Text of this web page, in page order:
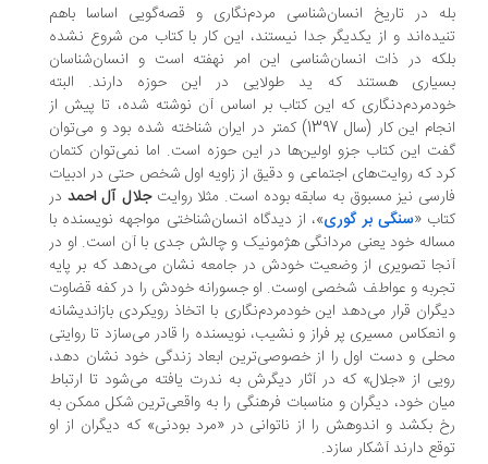
در تاریخ انسان‌شناسی مردم‌نگاری و قصه‌گویی اساسا باهم
و از یکدیگر جدا نیستند، این کار با کتاب من شروع نشده
در ذات انسان‌شناسی این امر نهفته است و انسان‌شناسان
هستند که ید طولایی در این حوزه دارند. البته
که این کتاب بر اساس آن نوشته شده، تا پیش از
انجام این کار (سال 1397) کمتر در ایران شناخته شده بود و می‌توان
این کتاب جزو اولین‌ها در این حوزه است. اما نمی‌توان کتمان
که روایت‌های اجتماعی و دقیق از زاویه اول شخص حتی در ادبیات
نیز مسبوق به سابقه بوده است. مثلا روایت جلال آل احمددر
سنگی بر گوری»، از دیدگاه انسان‌شناختی مواجهه نویسنده با
خود یعنی مردانگی هژمونیک و چالش جدی با آن است. او در
تصویری از وضعیت خودش در جامعه نشان می‌دهد که بر پایه
و عواطﻒ شخصی اوست. او جسورانه خودش را در کفه قضاوت
قرار می‌دهد این خودمردم‌نگاری با اتخاذ رویکردی بازاندیشانه
مسیری پر فراز و نشیب، نویسنده را قادر می‌سازد تا روایتی
و دست اول را از خصوصی‌ترین ابعاد زندگی خود نشان دهد،
از «جلال» که در آثار دیگرش به ندرت یافته می‌شود تا ارتباط
خود، دیگران و مناسبات فرهنگی را به واقعی‌ترین شکل ممکن به
بکشد و اندوهش را از ناتوانی در «مرد بودنی» که دیگران از او
دارند آشکار سازد.